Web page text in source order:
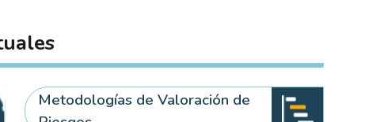
Metodologías de Valoración de